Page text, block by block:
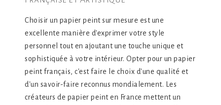
Choisir un papier peint sur mesure est une
excellente manière d'exprimer votre style
personnel tout en ajoutant une touche unique et
sophistiquée à votre intérieur. Opter pour un papier
peint français, c'est faire le choix d'une qualité et
d'un savoir-faire reconnus mondialement. Les
créateurs de papier peint en France mettent un